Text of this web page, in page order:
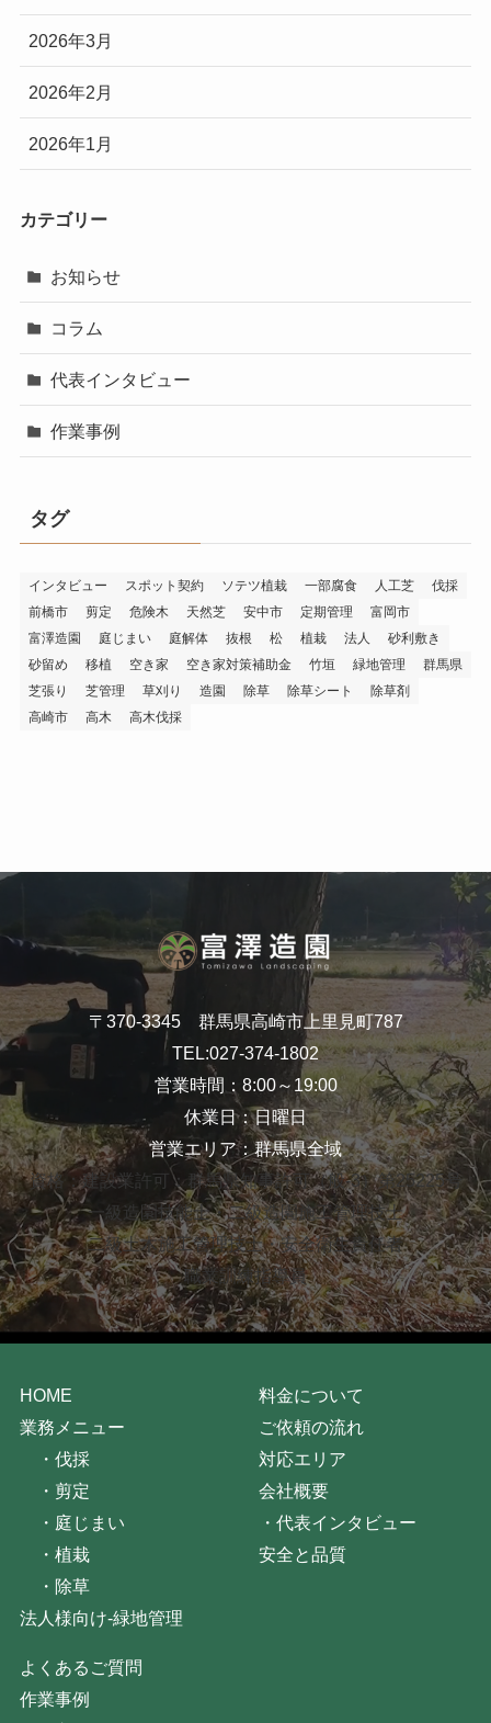
2026年3月
2026年2月
2026年1月
カテゴリー
お知らせ
コラム
代表インタビュー
作業事例
タグ
インタビュー スポット契約 ソテツ植栽 一部腐食 人工芝
伐採
前橋市
剪定 危険木 天然芝 安中市 定期管理
富岡市
富澤造園
庭じまい 庭解体 抜根 松 植栽 法人
砂利敷き
砂留め
移植 空き家 空き家対策補助金 竹垣 緑地管理
群馬県
芝張り
芝管理 草刈り 造園 除草 除草シート
除草剤
高崎市
高木 高木伐採
〒370-3345 群馬県高崎市上里見町787
TEL:027-374-1802
営業時間：8:00～19:00
休業日：日曜日
営業エリア：群馬県全域
資格：建設業許可：群馬県知事許可（般-3）第25225号
一級造園技能士・二級造園施工管理技士
二級土木施工管理技士・安全衛生責任者
職業訓練指導員
HOME
業務メニュー
・ 伐採
・ 剪定
・ 庭じまい
・ 植栽
・ 除草
法人様向け-緑地管理
料金について
ご依頼の流れ
対応エリア
会社概要
・代表インタビュー
安全と品質
よくあるご質問
作業事例